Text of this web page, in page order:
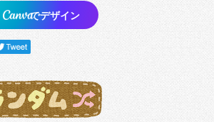
でデザイン